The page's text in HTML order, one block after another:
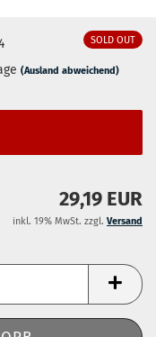
SOLD OUT
(Ausland abweichend)
29,19 EUR
inkl. 19% MwSt. zzgl. Versand